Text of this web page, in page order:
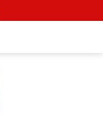
Aceh